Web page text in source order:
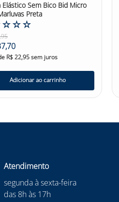
Elástico Sem Bico Bid Micro
Preta
☆☆☆
,95
,70
R$22,95sem juros
Adicionar ao carrinho
Atendimento
segunda à sexta-feira
das 8h às 17h